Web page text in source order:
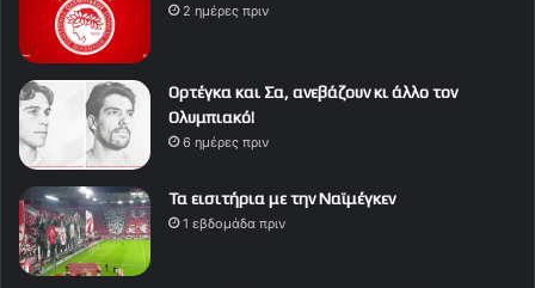
2 ημέρες πριν
Ορτέγκα και Σα, ανεβάζουν κι άλλο τον
Ολυμπιακό!
6 ημέρες πριν
Τα εισιτήρια με την Ναϊμέγκεν
1 εβδομάδα πριν